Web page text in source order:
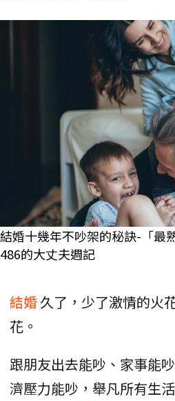
結婚十幾年不吵架的秘訣-「最
486的大丈夫週記
結婚久了，少了激情的火
花。
跟朋友出去能吵、家事能
濟壓力能吵，舉凡所有生